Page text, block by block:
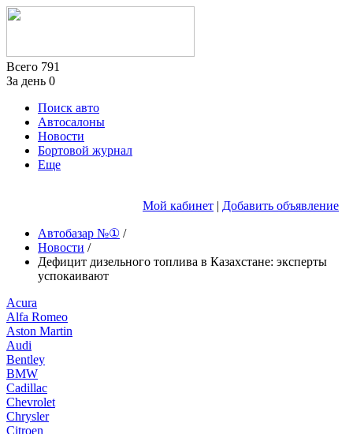
Всего 791
За день 0
Поиск авто
Автосалоны
Новости
Бортовой журнал
Еще
Мой кабинет | Добавить объявление
Автобазар №① /
Новости /
Дефицит дизельного топлива в Казахстане: эксперты
успокаивают
Acura
Alfa Romeo
Aston Martin
Audi
Bentley
BMW
Cadillac
Chevrolet
Chrysler
Citroen